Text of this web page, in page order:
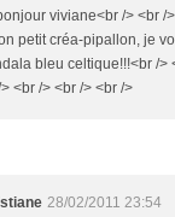
viviane<br /> <br /
petit créa-pipallon, je
bleu celtique!!!<br />
<br /> <br /> <br />
28/02/2011 23:54